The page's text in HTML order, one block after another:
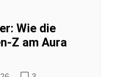
Wie die
Z am Aura